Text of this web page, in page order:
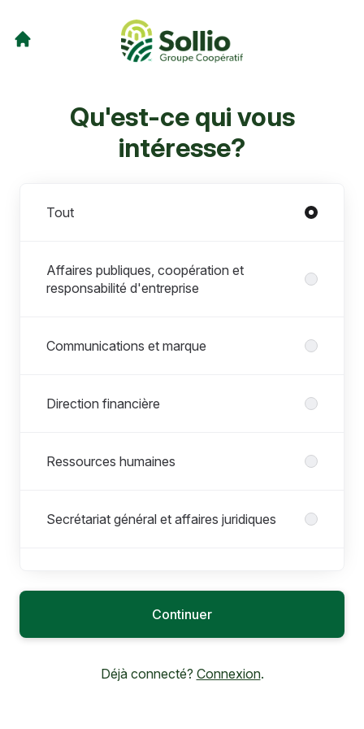
Qu'est-ce qui vous
intéresse?
Tout
Affaires publiques, coopération et
responsabilité d'entreprise
Communications et marque
Direction financière
Ressources humaines
Secrétariat général et affaires juridiques
Technologies de l'information
Continuer
Déjà connecté? Connexion.